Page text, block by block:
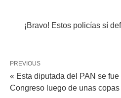
¡Bravo! Estos policías sí
PREVIOUS
« Esta diputada del PAN se fue
Congreso luego de unas